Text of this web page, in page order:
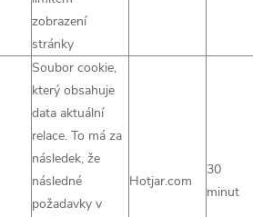
zobrazení
stránky
Soubor cookie,
který obsahuje
data aktuální
relace. To má za
následek, že
následné
požadavky v
Hotjar.com
30
minut